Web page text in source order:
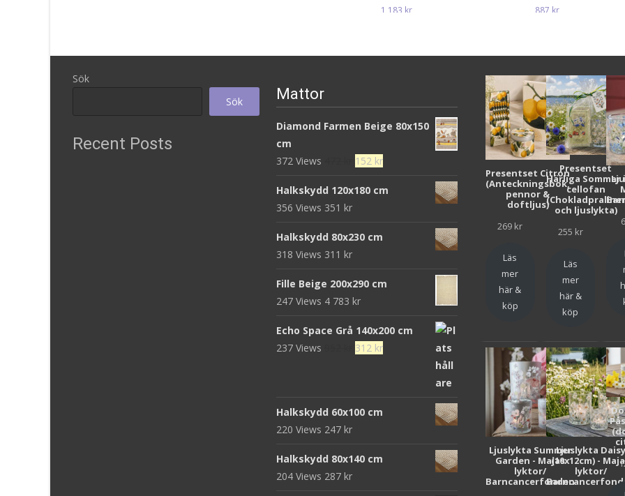
1 183 kr 887 kr
Sök
Sök
Recent Posts
Mattor
Diamond Farmen Beige 80x150
cm
372 Views
Det
priset
152 krDet
priset
Halkskydd 120x180 cm
356 Views 351 kr
Halkskydd 80x230 cm
318 Views 311 kr
Fille Beige 200x290 cm
247 Views 4 783 kr
Echo Space Grå 140x200 cm
237 Views
Det
952 kr.
312 krDet
Halkskydd 60x100 cm
220 Views 247 kr
Halkskydd 80x140 cm
204 Views 287 kr
Presentset Citron
(Anteckningsbok,
pennor &
doftljus)
269 kr
Läs
mer
här &
köp
Presentset
Härliga Sommar i
cellofan
(Chokladpraliner
och ljuslykta)
255 kr
Läs
mer
här &
köp
Ljuslykta Summer
Garden - Majas
lyktor/
Barncancerfonden
Ljuslykta Daisy
(10x12cm) -
lyktor/